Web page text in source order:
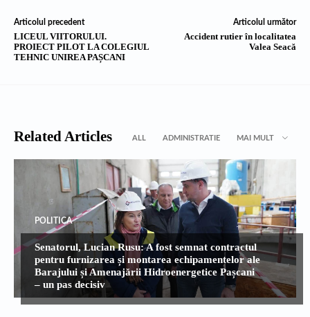
Articolul precedent
LICEUL VIITORULUI.
PROIECT PILOT LA COLEGIUL
TEHNIC UNIREA PAȘCANI
Articolul următor
Accident rutier în localitatea
Valea Seacă
Related Articles ALL ADMINISTRATIE MAI MULT
POLITICA
Senatorul, Lucian Rusu: A fost semnat contractul
pentru furnizarea și montarea echipamentelor ale
Barajului și Amenajării Hidroenergetice Pașcani
– un pas decisiv